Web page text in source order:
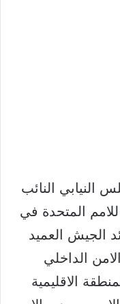
النيابي النائب
المتحدة في
الجيش العميد
الداخلي
الاقليمية